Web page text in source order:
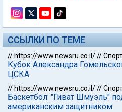
ССЫЛКИ ПО ТЕМЕ
// https://www.newsru.co.il///
Кубок Александра
ЦСКА
// https://www.newsru.co.il///
Баскетбол: "Гиват Шмуэль"
американским защитником